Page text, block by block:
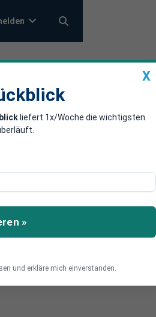
auf
X
liefert 1x/Woche die wichtigsten
»
und erkläre mich einverstanden.